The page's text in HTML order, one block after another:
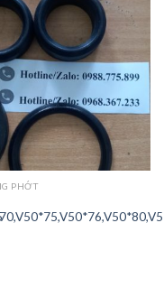
PHỚT